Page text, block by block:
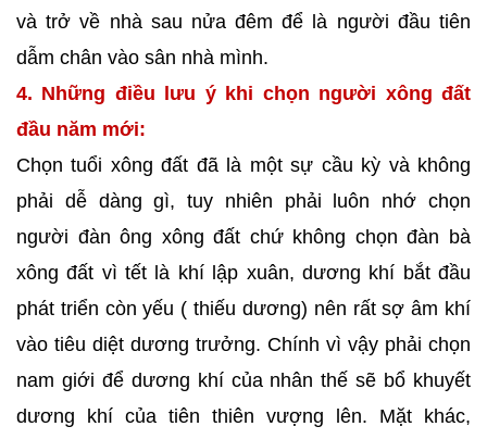
và trở về nhà sau nửa đêm để là người đầu tiên
dẫm chân vào sân nhà mình.
4. Những điều lưu ý khi chọn người xông đất
đầu năm mới:
Chọn tuổi xông đất đã là một sự cầu kỳ và không
phải dễ dàng gì, tuy nhiên phải luôn nhớ chọn
người đàn ông xông đất chứ không chọn đàn bà
xông đất vì tết là khí lập xuân, dương khí bắt đầu
phát triển còn yếu ( thiếu dương) nên rất sợ âm khí
vào tiêu diệt dương trưởng. Chính vì vậy phải chọn
nam giới để dương khí của nhân thế sẽ bổ khuyết
dương khí của tiên thiên vượng lên. Mặt khác,